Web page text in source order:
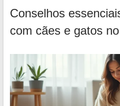
Conselhos
com cães e gatos